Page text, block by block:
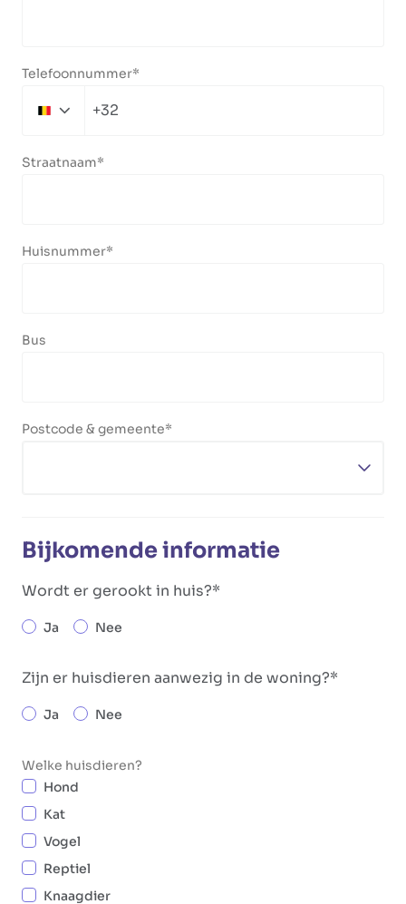
Telefoonnummer
Belgium+32
Straatnaam
Huisnummer
Bus
Postcode & gemeente
Bijkomende informatie
Wordt er gerookt in huis?
Ja Nee
Zijn er huisdieren aanwezig in de woning?
Ja Nee
Welke huisdieren?
Hond
Kat
Vogel
Reptiel
Knaagdier